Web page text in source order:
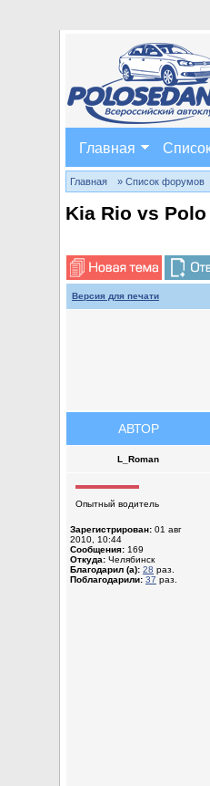
Главная
Главная » Список форумов
Kia Rio vs
Версия для печати
АВТОР
L_Roman
Опытный водитель
Зарегистрирован: 01 авг
2010, 10:44
Сообщения: 169
Откуда: Челябинск
Благодарил (а): 28 раз.
Поблагодарили: 37 раз.